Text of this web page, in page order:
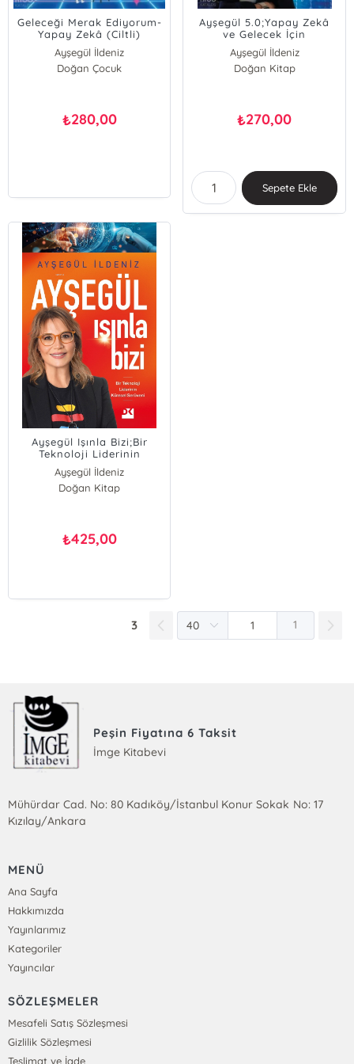
Geleceği Merak Ediyorum-
Yapay Zekâ (Ciltli)
Ayşegül İldeniz
Doğan Çocuk
₺280,00
Ayşegül 5.0;Yapay Zekâ
ve Gelecek İçin
Otostopçunun Galaksi
Rehberi
Ayşegül İldeniz
Doğan Kitap
₺270,00
Sepete Ekle
Ayşegül Işınla Bizi;Bir
Teknoloji Liderinin
Küresel Serüveni
Ayşegül İldeniz
Doğan Kitap
₺425,00
3 1
Peşin Fiyatına 6 Taksit
İmge Kitabevi
Mühürdar Cad. No: 80 Kadıköy/İstanbul Konur Sokak No: 17
Kızılay/Ankara
MENÜ
Ana Sayfa
Hakkımızda
Yayınlarımız
Kategoriler
Yayıncılar
SÖZLEŞMELER
Mesafeli Satış Sözleşmesi
Gizlilik Sözleşmesi
Teslimat ve İade